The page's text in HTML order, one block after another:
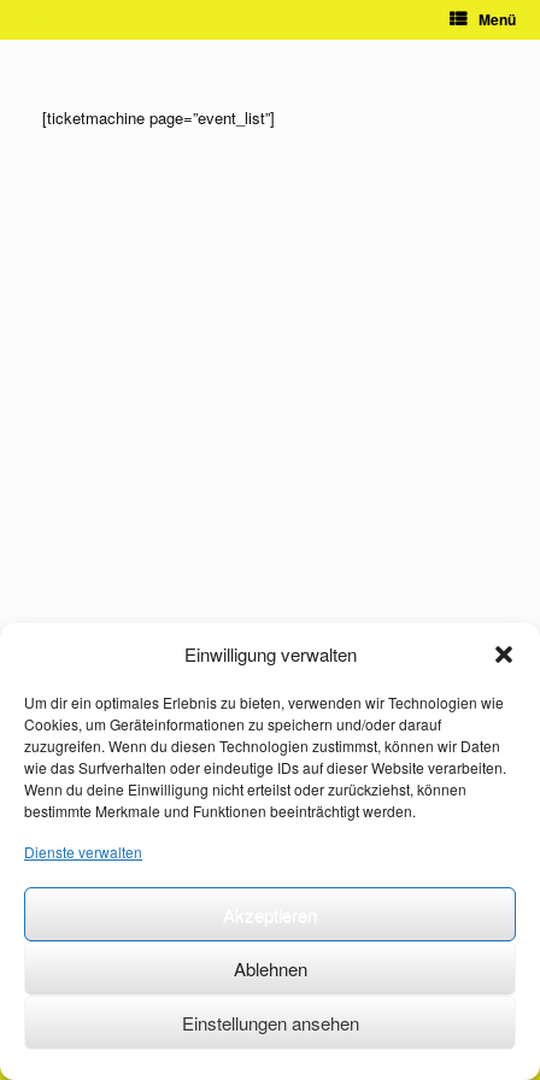
Einwilligung verwalten
Um dir ein optimales Erlebnis zu bieten, verwenden wir Technologien wie
Cookies, um Geräteinformationen zu speichern und/oder darauf
zuzugreifen. Wenn du diesen Technologien zustimmst, können wir Daten
wie das Surfverhalten oder eindeutige IDs auf dieser Website verarbeiten.
Wenn du deine Einwilligung nicht erteilst oder zurückziehst, können
bestimmte Merkmale und Funktionen beeinträchtigt werden.
Dienste verwalten
Ablehnen
Einstellungen ansehen
Menü
[ticketmachine page=”event_list”]
©2026 ·erstehilfekurs-mauch.de ·AGB ·Datenschutzerklärung ·Impressum ·